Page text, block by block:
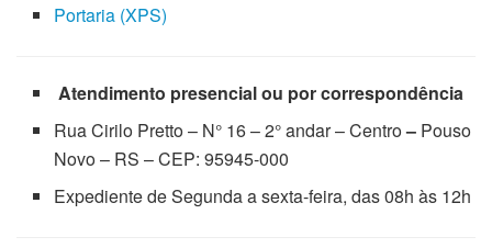
Portaria (XPS)
Atendimento presencial ou por correspondência
Rua Cirilo Pretto – N° 16 – 2° andar – Centro– Pouso
Novo – RS – CEP: 95945-000
Expediente de Segunda a sexta-feira, das 08h às 12h